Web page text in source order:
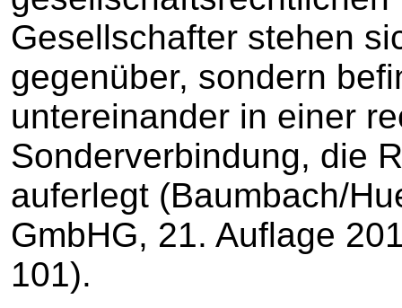
Gesellschafter stehen
gegenüber, sondern
untereinander in einer
Sonderverbindung, die
auferlegt (Baumbach/
GmbHG, 21. Auflage
101).